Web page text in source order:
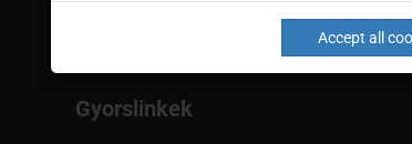
Gyorslinkek
Accept all